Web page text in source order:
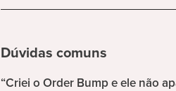
Dúvidas comuns
“Criei o Order Bump e ele não